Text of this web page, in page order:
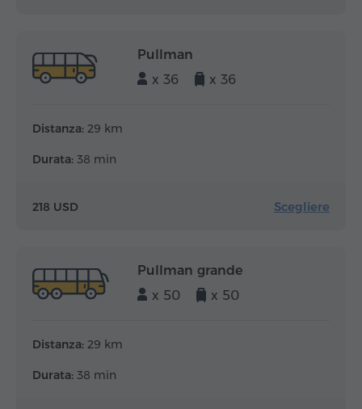
Pullman
x 36
x 36
Distanza: 29 km
Durata: 38 min
218 USD Scegliere
Pullman grande
x 50
x 50
Distanza: 29 km
Durata: 38 min